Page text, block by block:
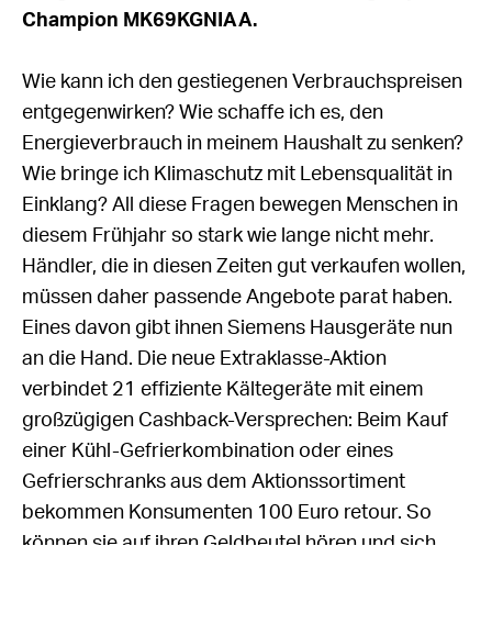
Champion MK69KGNIAA.
Wie kann ich den gestiegenen Verbrauchspreisen
entgegenwirken? Wie schaffe ich es, den
Energieverbrauch in meinem Haushalt zu senken?
Wie bringe ich Klimaschutz mit Lebensqualität in
Einklang? All diese Fragen bewegen Menschen in
diesem Frühjahr so stark wie lange nicht mehr.
Händler, die in diesen Zeiten gut verkaufen wollen,
müssen daher passende Angebote parat haben.
Eines davon gibt ihnen Siemens Hausgeräte nun
an die Hand. Die neue Extraklasse-Aktion
verbindet 21 effiziente Kältegeräte mit einem
großzügigen Cashback-Versprechen: Beim Kauf
einer Kühl-Gefrierkombination oder eines
Gefrierschranks aus dem Aktionssortiment
bekommen Konsumenten 100 Euro retour. So
können sie auf ihren Geldbeutel hören und sich